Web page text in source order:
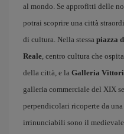
al mondo. Se approfitti delle
potrai scoprire una città
di cultura. Nella stessa piazza
Reale, centro cultura che
della città, e la Galleria
galleria commerciale del XIX
perpendicolari ricoperte da
irrinunciabili sono il medievale